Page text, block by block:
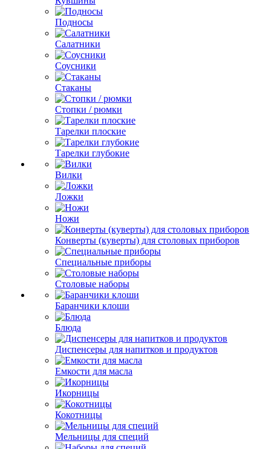
Подносы
Салатники
Соусники
Стаканы
Стопки / рюмки
Тарелки плоские
Тарелки глубокие
Вилки
Ложки
Ножи
Конверты (куверты) для столовых приборов
Специальные приборы
Столовые наборы
Баранчики клоши
Блюда
Диспенсеры для напитков и продуктов
Емкости для масла
Икорницы
Кокотницы
Мельницы для специй